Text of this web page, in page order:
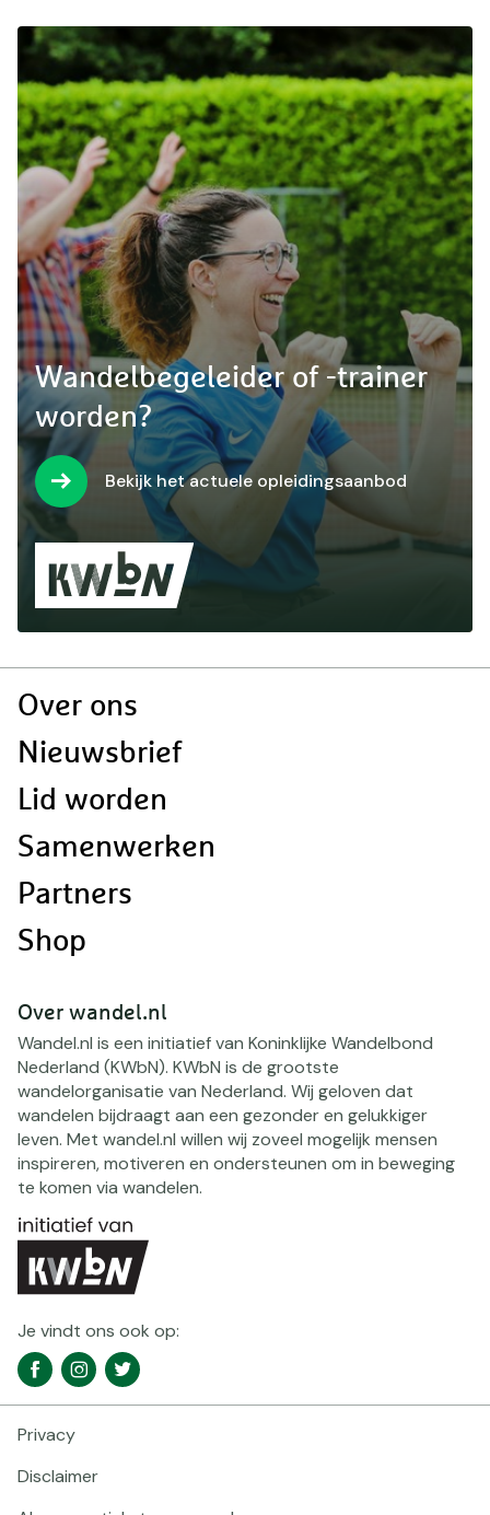
Wandelbegeleider of -trainer
worden?
Bekijk het actuele opleidingsaanbod
Doormat
Over ons
Nieuwsbrief
Lid worden
Samenwerken
Partners
Shop
Over wandel.nl
Wandel.nl is een initiatief van Koninklijke Wandelbond
Nederland (KWbN). KWbN is de grootste
wandelorganisatie van Nederland. Wij geloven dat
wandelen bijdraagt aan een gezonder en gelukkiger
leven. Met wandel.nl willen wij zoveel mogelijk mensen
inspireren, motiveren en ondersteunen om in beweging
te komen via wandelen.
Je vindt ons ook op:
Social
media
FacebookInstagramTwitter
Footer
navigatie
Privacy
Disclaimer